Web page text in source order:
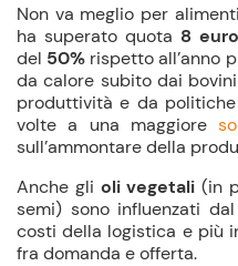
Non va meglio per
ha superato quota 8
del 50% rispetto all’anno
da calore subito dai
produttività e da
volte a una maggiore
sull’ammontare della
Anche gli oli vegetali (in
semi) sono influenzati
costi della logistica e più
fra domanda e offerta.